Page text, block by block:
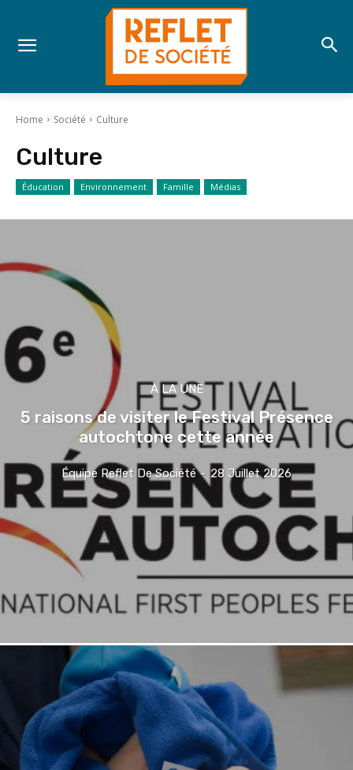
Home Société Culture
Culture
Éducation Environnement Famille Médias
À LA UNE
5 raisons de visiter le Festival Présence
autochtone cette année
Équipe Reflet De Société - 28 Juillet 2026